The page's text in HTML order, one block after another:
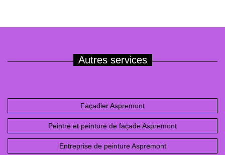
Autres services
Façadier Aspremont
Peintre et peinture de façade Aspremont
Entreprise de peinture Aspremont